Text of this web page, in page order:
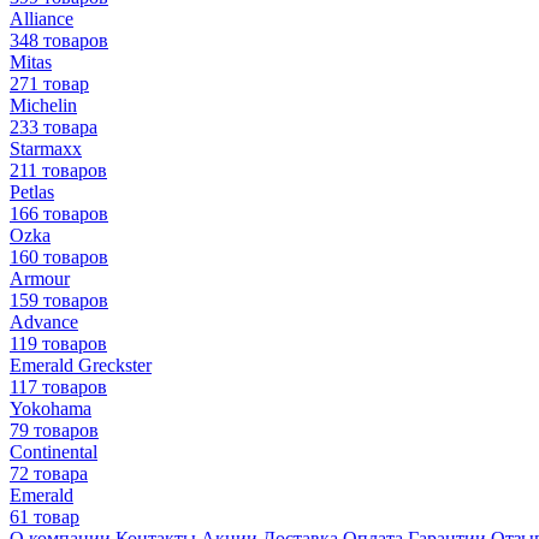
Alliance
348 товаров
Mitas
271 товар
Michelin
233 товара
Starmaxx
211 товаров
Petlas
166 товаров
Ozka
160 товаров
Armour
159 товаров
Advance
119 товаров
Emerald Greckster
117 товаров
Yokohama
79 товаров
Continental
72 товара
Emerald
61 товар